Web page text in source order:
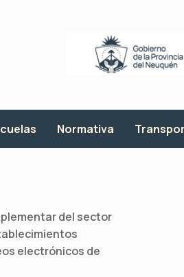
Normativa
del sector
electrónicos de